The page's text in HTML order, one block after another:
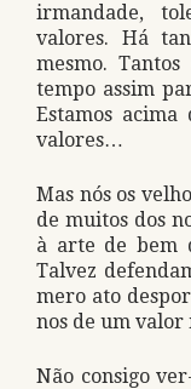
irmandade,
valores. Há
mesmo.
tempo assim
Estamos acima
valores…
Mas nós os
de muitos dos
à arte de bem
Talvez
mero ato
nos de um
Não consigo